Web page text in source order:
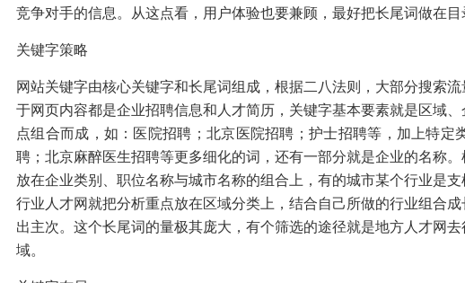
竞争对手的信息。从这点看，用户体验也要兼顾，最好把长尾词做在目
关键字策略
网站关键字由核心关键字和长尾词组成，根据二八法则，大部分搜索
于网页内容都是企业招聘信息和人才简历，关键字基本要素就是区域
点组合而成，如：医院招聘；北京医院招聘；护士招聘等，加上特
聘；北京麻醉医生招聘等更多细化的词，还有一部分就是企业的名称
放在企业类别、职位名称与城市名称的组合上，有的城市某个行业是
行业人才网就把分析重点放在区域分类上，结合自己所做的行业组合
出主次。这个长尾词的量极其庞大，有个筛选的途径就是地方人才网
域。